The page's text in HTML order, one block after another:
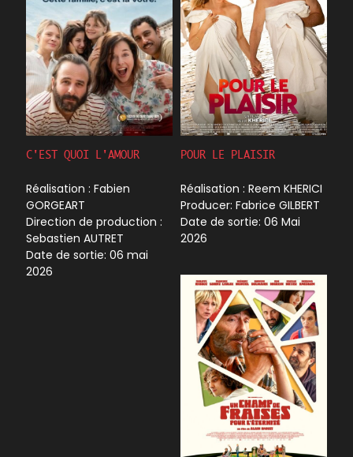
C'EST QUOI L'AMOUR
Réalisation : Fabien
GORGEART
Direction de production :
Sebastien AUTRET
Date de sortie: 06 mai
2026
POUR LE PLAISIR
Réalisation : Reem KHERICI
Producer: Fabrice GILBERT
Date de sortie: 06 Mai
2026